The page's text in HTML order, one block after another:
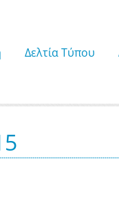
Δελτία Τύπου